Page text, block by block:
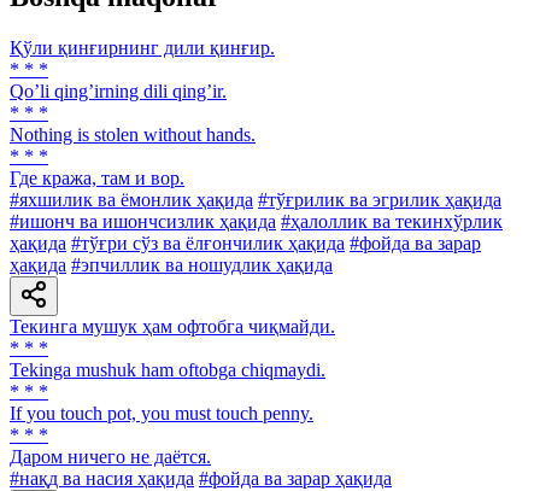
Қўли қинғирнинг дили қинғир.
* * *
Qoʼli qingʼirning dili qingʼir.
* * *
Nothing is stolen without hands.
* * *
Где кража, там и вор.
#яхшилик ва ёмонлик ҳақида #тўғрилик ва эгрилик ҳақида
#ишонч ва ишончсизлик ҳақида #ҳалоллик ва текинхўрлик
ҳақида #тўғри сўз ва ёлғончилик ҳақида #фойда ва зарар
ҳақида #эпчиллик ва ношудлик ҳақида
Текинга мушук ҳам офтобга чиқмайди.
* * *
Tekinga mushuk ham oftobga chiqmaydi.
* * *
If you touch pot, you must touch penny.
* * *
Даром ничего не даётся.
#нақд ва насия ҳақида #фойда ва зарар ҳақида